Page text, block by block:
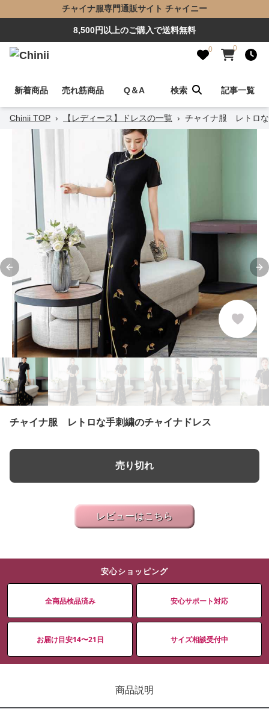
チャイナ服専門通販サイト チャイニー
8,500円以上のご購入で送料無料
0 0
新着商品 売れ筋商品 Q＆A 検索 記事一覧
Chinii TOP › 【レディース】ドレスの一覧 › チャイナ服 レトロ
Previous slide
チャイナ服 レトロな手刺繍のチャイナドレス
売り切れ
レビューはこちら
安心ショッピング
全商品検品済み 安心サポート対応
お届け目安14〜21日 サイズ相談受付中
商品説明